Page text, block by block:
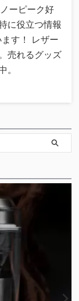
ーピーク好
に役立つ情報
す！ レザー
売れるグッズ
。